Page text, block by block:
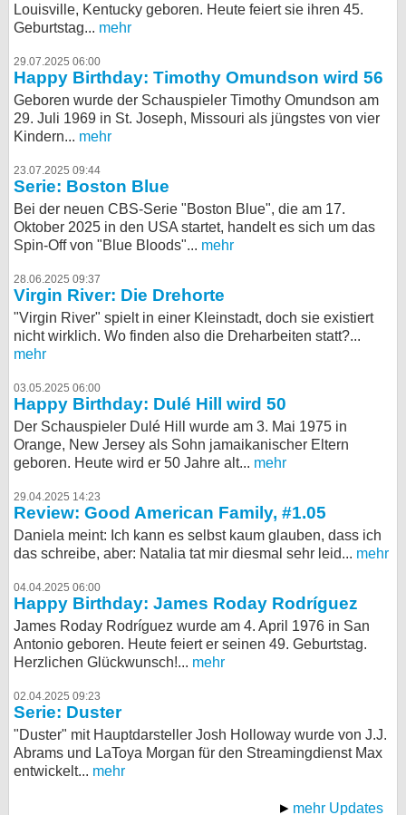
Louisville, Kentucky geboren. Heute feiert sie ihren 45.
Geburtstag... mehr
29.07.2025 06:00
Happy Birthday: Timothy Omundson wird 56
Geboren wurde der Schauspieler Timothy Omundson am
29. Juli 1969 in St. Joseph, Missouri als jüngstes von vier
Kindern... mehr
23.07.2025 09:44
Serie: Boston Blue
Bei der neuen CBS-Serie "Boston Blue", die am 17.
Oktober 2025 in den USA startet, handelt es sich um das
Spin-Off von "Blue Bloods"... mehr
28.06.2025 09:37
Virgin River: Die Drehorte
"Virgin River" spielt in einer Kleinstadt, doch sie existiert
nicht wirklich. Wo finden also die Dreharbeiten statt?...
mehr
03.05.2025 06:00
Happy Birthday: Dulé Hill wird 50
Der Schauspieler Dulé Hill wurde am 3. Mai 1975 in
Orange, New Jersey als Sohn jamaikanischer Eltern
geboren. Heute wird er 50 Jahre alt... mehr
29.04.2025 14:23
Review: Good American Family, #1.05
Daniela meint: Ich kann es selbst kaum glauben, dass ich
das schreibe, aber: Natalia tat mir diesmal sehr leid... mehr
04.04.2025 06:00
Happy Birthday: James Roday Rodríguez
James Roday Rodríguez wurde am 4. April 1976 in San
Antonio geboren. Heute feiert er seinen 49. Geburtstag.
Herzlichen Glückwunsch!... mehr
02.04.2025 09:23
Serie: Duster
"Duster" mit Hauptdarsteller Josh Holloway wurde von J.J.
Abrams und LaToya Morgan für den Streamingdienst Max
entwickelt... mehr
mehr Updates